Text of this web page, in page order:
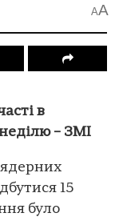
AA
в
– ЗМІ
15
було